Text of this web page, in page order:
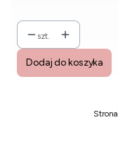
szt.
Dodaj do koszyka
Strona